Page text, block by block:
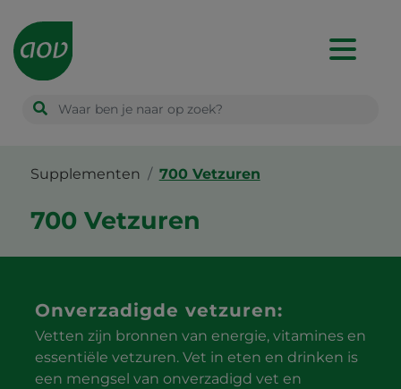
Main
navigation
Supplementen 700 Vetzuren
700 Vetzuren
Onverzadigde vetzuren:
Vetten zijn bronnen van energie, vitamines en
essentiële vetzuren. Vet in eten en drinken is
een mengsel van onverzadigd vet en